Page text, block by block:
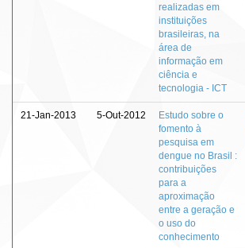
realizadas em
instituições
brasileiras, na
área de
informação em
ciência e
tecnologia - ICT
21-Jan-2013 5-Out-2012
Estudo sobre o
fomento à
pesquisa em
dengue no Brasil :
contribuições
para a
aproximação
entre a geração e
o uso do
conhecimento